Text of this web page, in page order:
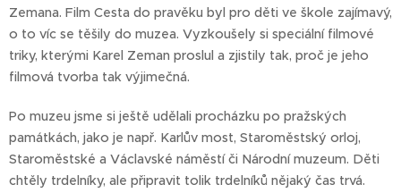
Zemana. Film Cesta do pravěku byl pro děti ve škole zajímavý,
o to víc se těšily do muzea. Vyzkoušely si speciální filmové
triky, kterými Karel Zeman proslul a zjistily tak, proč je jeho
filmová tvorba tak výjimečná.
Po muzeu jsme si ještě udělali procházku po pražských
památkách, jako je např. Karlův most, Staroměstský orloj,
Staroměstské a Václavské náměstí či Národní muzeum. Děti
chtěly trdelníky, ale připravit tolik trdelníků nějaký čas trvá.